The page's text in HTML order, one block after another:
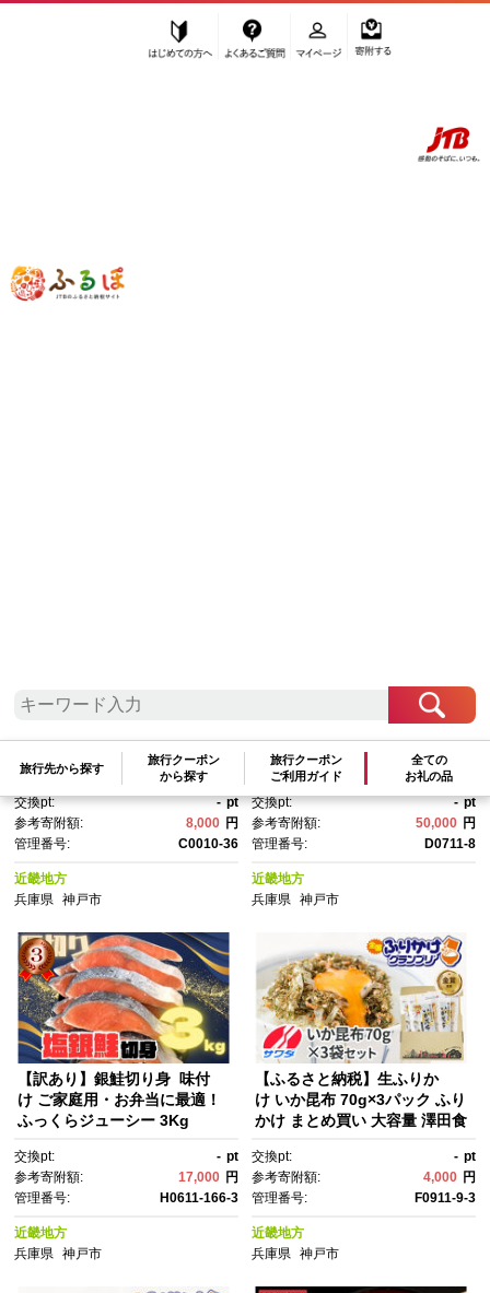
ふるぽ JTBのふるさと納税サイト
旅行先から探す
旅行クーポン
から探す
旅行クーポン
ご利用ガイド
全ての
お礼の品
”魚貝類” 兵庫県
ロが厳選 ちりめんじゃこ | 魚介
類 魚 海の幸 ちりめん お弁
当 おかず ふりかけ ご飯 ラン
チ 料理 調理 ちりめんじゃこ 人
気 おすすめ●
交換pt: - pt
参考寄附額:
8,000 円
管理番号:
C0010-36
近畿地方
兵庫県
神戸市
一番摘み味付須磨のり 卓上20
本セット
交換pt: - pt
参考寄附額:
50,000 円
管理番号:
D0711-8
近畿地方
兵庫県 神戸市
【訳あり】銀鮭切り身 味付
け ご家庭用・お弁当に最適！
ふっくらジューシー 3Kg
交換pt: - pt
参考寄附額:
17,000 円
管理番号:
H0611-166-3
近畿地方
兵庫県
神戸市
【ふるさと納税】生ふりか
け いか昆布 70g×3パック ふり
かけ まとめ買い 大容量 澤田食
りかけグランプリ 金賞 送料無
料
交換pt: - pt
参考寄附額:
4,000 円
管理番号:
F0911-9-3
近畿地方
兵庫県 神戸市